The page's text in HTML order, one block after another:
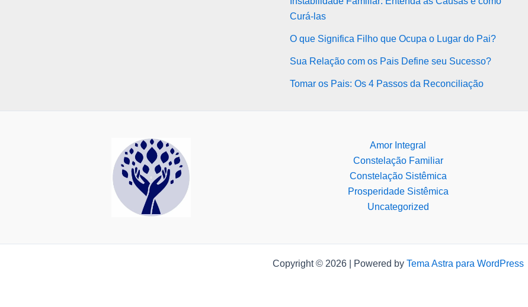
Curá-las
O que Significa Filho que Ocupa o Lugar do Pai?
Sua Relação com os Pais Define seu Sucesso?
Tomar os Pais: Os 4 Passos da Reconciliação
Amor Integral
Constelação Familiar
Constelação Sistêmica
Prosperidade Sistêmica
Uncategorized
Copyright © 2026 | Powered by Tema Astra para WordPress